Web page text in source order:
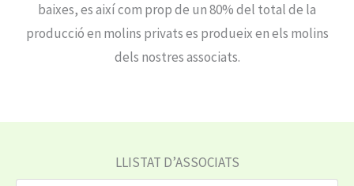
baixes, es així com prop de un 80% del total de la
producció en molins privats es produeix en els molins
dels nostres associats.
LLISTAT D’ASSOCIATS